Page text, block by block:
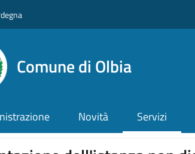
Comune di Olbia
Novità Servizi